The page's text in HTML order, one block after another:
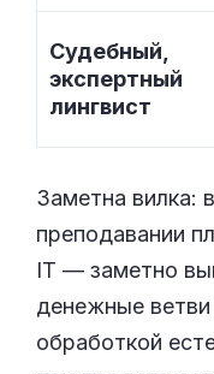
Судебный,
экспертный
лингвист
Заметна вилка:
преподавании
IT — заметно
денежные ветви
обработкой